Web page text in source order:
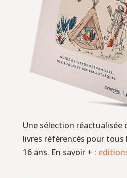
Une sélection réactualisée
livres référencés pour tous
16 ans. En savoir + :